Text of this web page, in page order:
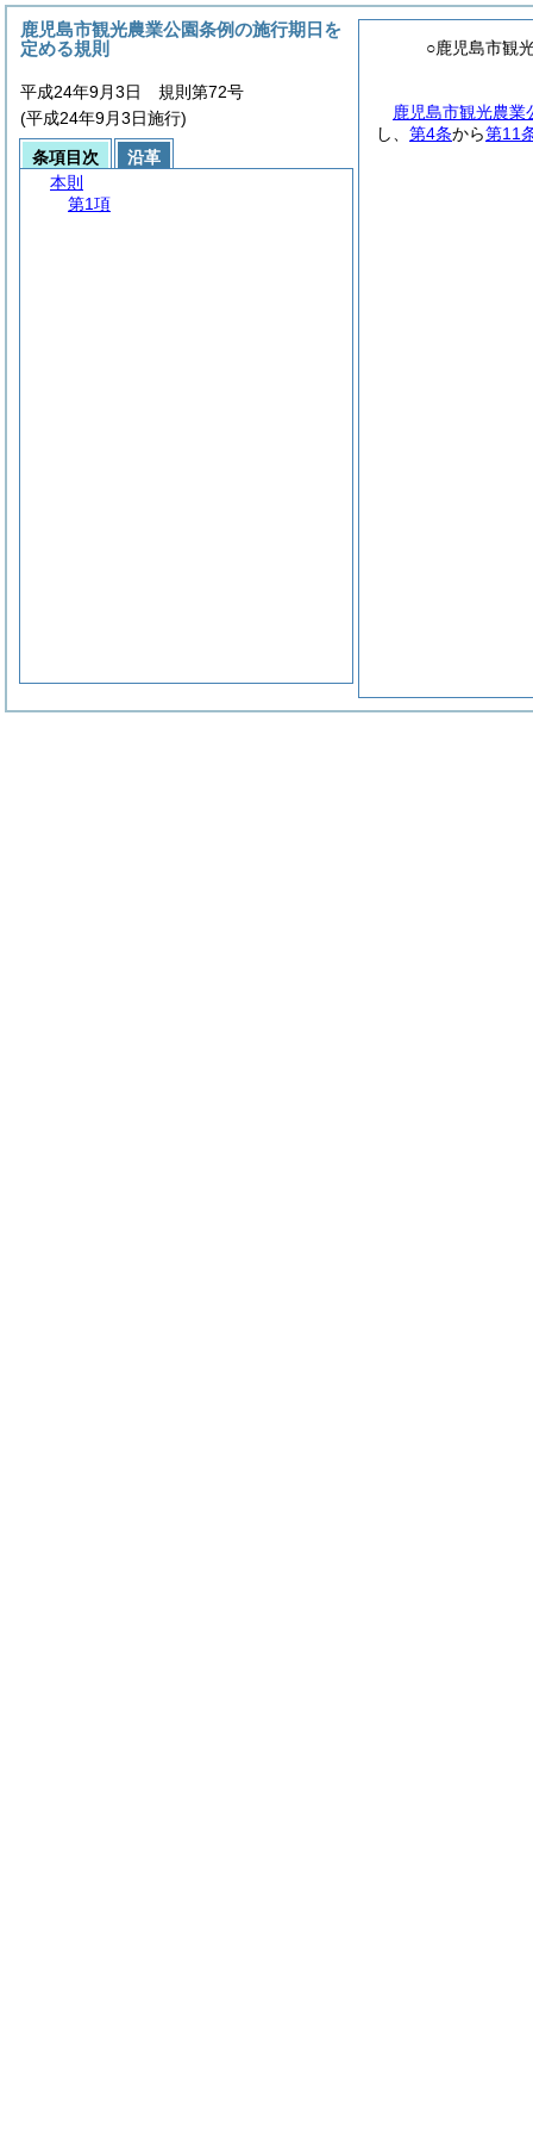
○鹿児島市観
鹿児島市観光農業
し、 第4条から第11
鹿児島市観光農業公園条例の施行期日を
定める規則
平成24年9月3日 規則第72号
(平成24年9月3日施行)
条項目次
沿革
本則
第1項